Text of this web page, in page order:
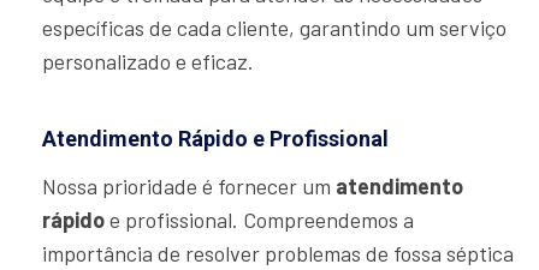
específicas de cada cliente, garantindo um serviço
personalizado e eficaz.
Atendimento Rápido e Profissional
Nossa prioridade é fornecer um atendimento
rápidoe profissional. Compreendemos a
importância de resolver problemas de fossa séptica